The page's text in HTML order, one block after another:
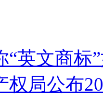
“英文商标
权局公布